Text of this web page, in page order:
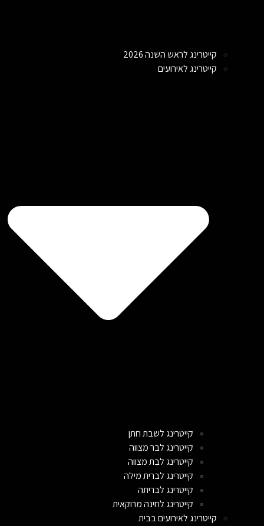
קייטרינג לראש השנה 2026
קייטרינג לאירועים
קייטרינג לשבת חתן
קייטרינג לבר מצווה
קייטרינג לבת מצווה
קייטרינג לברית מילה
קייטרינג לבריתה
קייטרינג לחינה מרוקאית
קייטרינג לאירועים בבית